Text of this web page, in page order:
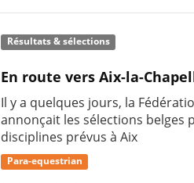
Résultats & sélections
En route vers Aix-la-
Il y a quelques jours, la
annonçait les sélections
disciplines prévus à Aix
Para-equestrian